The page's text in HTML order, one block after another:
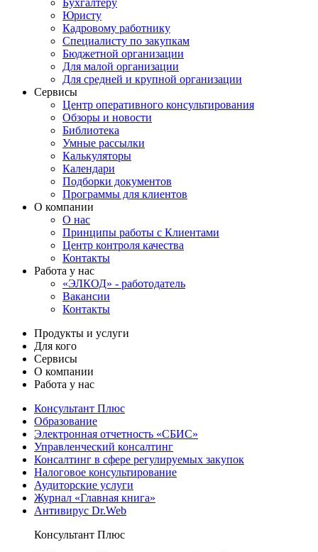
Бухгалтеру
Юристу
Кадровому работнику
Специалисту по закупкам
Бюджетной организации
Для малой организации
Для средней и крупной организации
Сервисы
Центр оперативного консультирования
Обзоры и новости
Библиотека
Умные рассылки
Калькуляторы
Календари
Подборки документов
Программы для клиентов
О компании
О нас
Принципы работы с Клиентами
Центр контроля качества
Контакты
Работа у нас
«ЭЛКОД» - работодатель
Вакансии
Контакты
Продукты и услуги
Для кого
Сервисы
О компании
Работа у нас
Консультант Плюс
Образование
Электронная отчетность «СБИС»
Управленческий консалтинг
Консалтинг в сфере регулируемых закупок
Налоговое консультирование
Аудиторские услуги
Журнал «Главная книга»
Антивирус Dr.Web
Консультант Плюс